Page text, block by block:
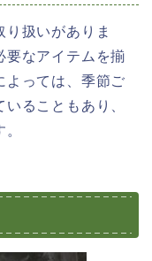
り扱いがありま
要なアイテムを揃
よっては、季節ご
ることもあり、